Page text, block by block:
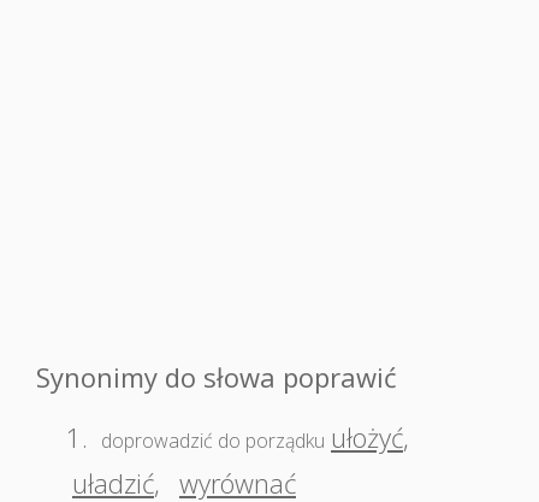
Synonimy do słowa poprawić
1.
doprowadzić do porządku ułożyć,
uładzić, wyrównać